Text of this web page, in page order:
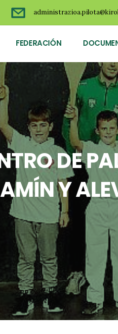
FEDERACIÓN
DE
Y